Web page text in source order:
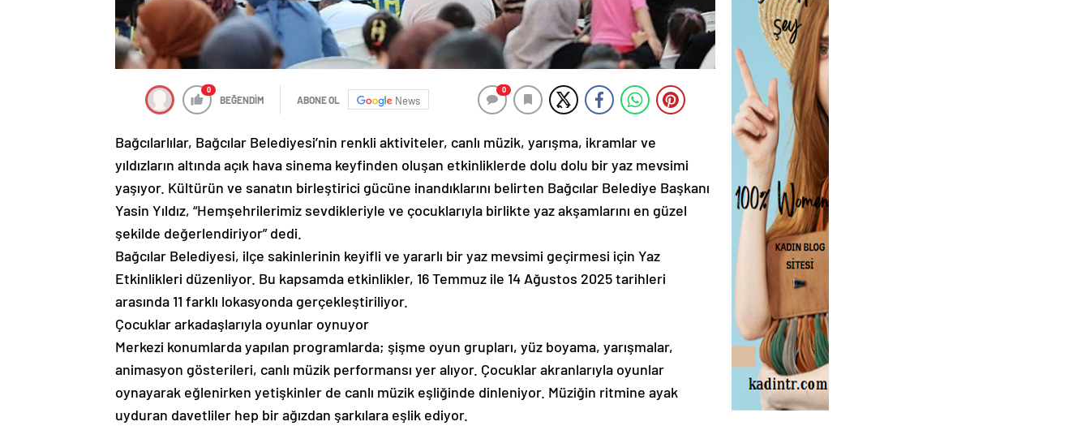
0
BEĞENDİM ABONE OL News
0
Bağcılarlılar, Bağcılar Belediyesi’nin renkli aktiviteler, canlı müzik, yarışma, ikramlar ve
yıldızların altında açık hava sinema keyfinden oluşan etkinliklerde dolu dolu bir yaz mevsimi
yaşıyor. Kültürün ve sanatın birleştirici gücüne inandıklarını belirten Bağcılar Belediye Başkanı
Yasin Yıldız, “Hemşehrilerimiz sevdikleriyle ve çocuklarıyla birlikte yaz akşamlarını en güzel
şekilde değerlendiriyor” dedi.
Bağcılar Belediyesi, ilçe sakinlerinin keyifli ve yararlı bir yaz mevsimi geçirmesi için Yaz
Etkinlikleri düzenliyor. Bu kapsamda etkinlikler, 16 Temmuz ile 14 Ağustos 2025 tarihleri
arasında 11 farklı lokasyonda gerçekleştiriliyor.
Çocuklar arkadaşlarıyla oyunlar oynuyor
Merkezi konumlarda yapılan programlarda; şişme oyun grupları, yüz boyama, yarışmalar,
animasyon gösterileri, canlı müzik performansı yer alıyor. Çocuklar akranlarıyla oyunlar
oynayarak eğlenirken yetişkinler de canlı müzik eşliğinde dinleniyor. Müziğin ritmine ayak
uyduran davetliler hep bir ağızdan şarkılara eşlik ediyor.